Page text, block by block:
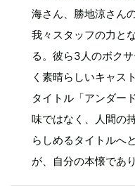
海さん、勝地涼さん
我々スタッフの力と
る。彼ら3人のボク
く素晴らしいキャス
タイトル「アンダー
味ではなく、人間の
らしめるタイトルへ
が、自分の本懐であ